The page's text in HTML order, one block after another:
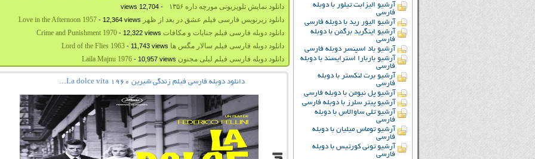
آرشیو الیزابت تیلور با دوبله
فارسی
آرشیو الیور رید با دوبله فارسی
آرشیو اینگرید برگمن با دوبله
فارسی
آرشیو باد اسپنسر دوبله فارسی
آرشیو باربارا استرایسند با دوبله
فارسی
آرشیو برت لنکستر با دوبله
فارسی
آرشیو پل نیومن با دوبله فارسی
آرشیو پیتر سلرز با دوبله فارسی
آرشیو تلی ساوالاس با دوبله
فارسی
آرشیو توماس میلیان با دوبله
فارسی
آرشیو تونی کورتیس با دوبله
فارسی
دانلود نمایش تلویزیونی مورچه داره ۱۳۵۶ - 12,704 views
دانلود زیرنویس فارسی فیلم عشق در بعد از ظهر Love in the Afternoon 1957 - 12,364 views
دانلود دوبله فارسی فیلم جنایات و مکافات Crime and Punishment 1970 - 12,322 views
دانلود دوبله فارسی فیلم سالار مگس ها Lord of the Flies 1963 - 11,743 views
دانلود دوبله فارسی فیلم لیلی مجنون Laila Majnu 1976 - 10,957 views
دانلود دوبله فارسی فیلم زندگی شیرین La dolce vita 1960...